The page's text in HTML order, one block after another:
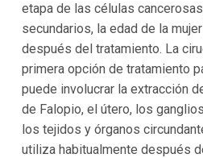
etapa de las células
secundarios, la edad de la
después del tratamiento. La
primera opción de tratamiento
puede involucrar la extracción
de Falopio, el útero, los
los tejidos y órganos
utiliza habitualmente después